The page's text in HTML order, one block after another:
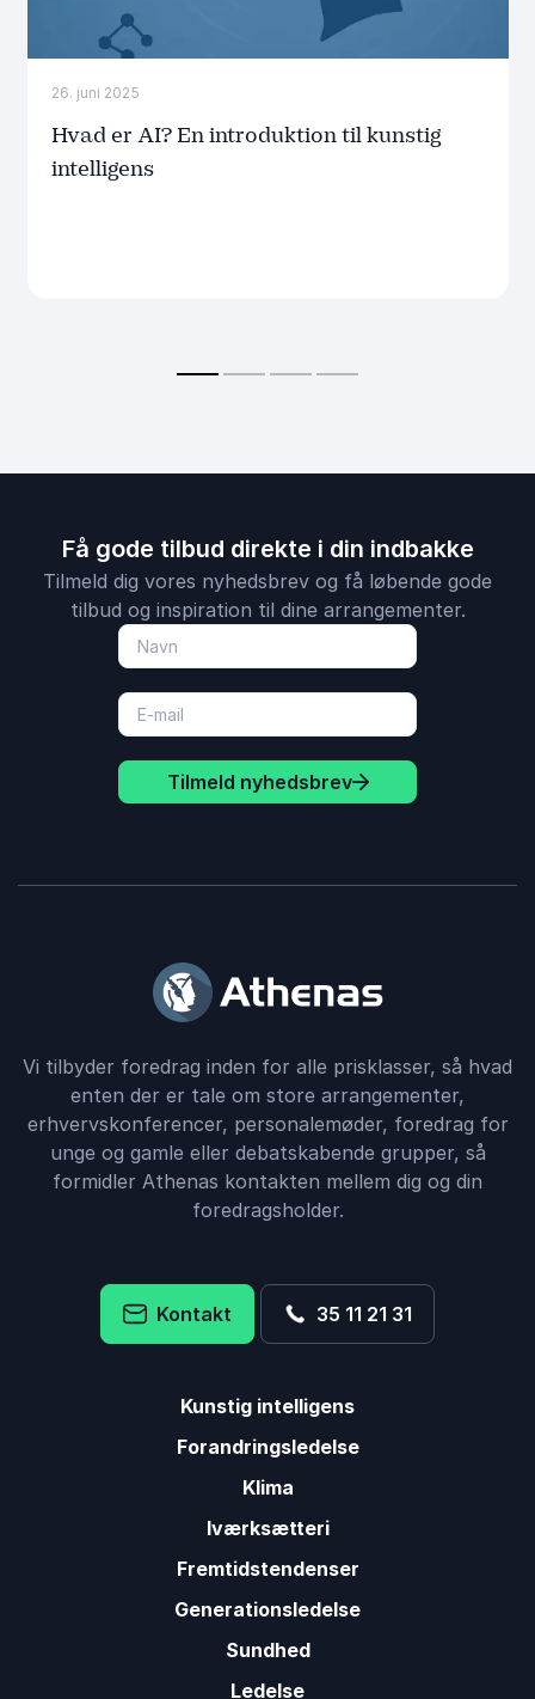
26. juni 2025
Hvad er AI? En introduktion til kunstig
intelligens
Få gode tilbud direkte i din indbakke
Tilmeld dig vores nyhedsbrev og få løbende gode
tilbud og inspiration til dine arrangementer.
Tilmeld nyhedsbrev
Vi tilbyder foredrag inden for alle prisklasser, så hvad
enten der er tale om store arrangementer,
erhvervskonferencer, personalemøder, foredrag for
unge og gamle eller debatskabende grupper, så
formidler Athenas kontakten mellem dig og din
foredragsholder.
Kontakt 35 11 21 31
Kunstig intelligens
Forandringsledelse
Klima
Iværksætteri
Fremtidstendenser
Generationsledelse
Sundhed
Ledelse